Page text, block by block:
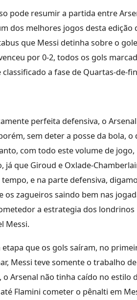
pode resumir a partida entre
dos melhores jogos desta edição
que Messi detinha sobre o
por 0-2, todos os gols
a fase de Quartas-de-
perfeita defensiva, o
sem deter a posse da bola,
com todo este volume de
já que Giroud e Oxlade-
e na parte defensiva,
os zagueiros saindo bem nas
a estrategia dos
Messi.
etapa que os gols saíram, no
Messi teve somente o trabalho
Arsenal não tinha caído no estilo
Flamini cometer o pênalti em